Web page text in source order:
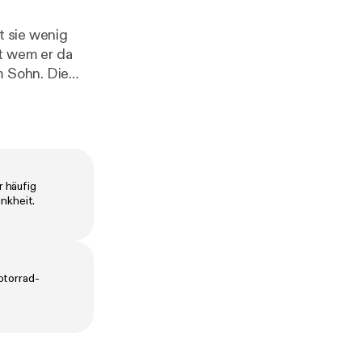
sie wenig
wem er da
Sohn. Die
[https://og
häufig